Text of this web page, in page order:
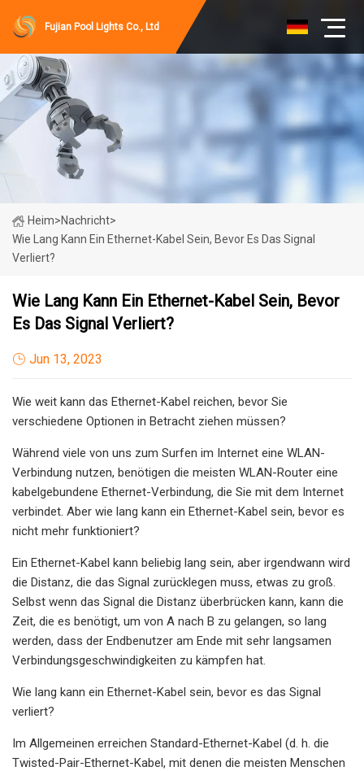
Fujian Pool Lights Co., Ltd
Heim>Nachricht>
Wie Lang Kann Ein Ethernet-Kabel Sein, Bevor Es Das Signal
Verliert?
Wie Lang Kann Ein Ethernet-Kabel Sein, Bevor
Es Das Signal Verliert?
Jun 13, 2023
Wie weit kann das Ethernet-Kabel reichen, bevor Sie
verschiedene Optionen in Betracht ziehen müssen?
Während viele von uns zum Surfen im Internet eine WLAN-
Verbindung nutzen, benötigen die meisten WLAN-Router eine
kabelgebundene Ethernet-Verbindung, die Sie mit dem Internet
verbindet. Aber wie lang kann ein Ethernet-Kabel sein, bevor es
nicht mehr funktioniert?
Ein Ethernet-Kabel kann beliebig lang sein, aber irgendwann wird
die Distanz, die das Signal zurücklegen muss, etwas zu groß.
Selbst wenn das Signal die Distanz überbrücken kann, kann die
Zeit, die es benötigt, um von A nach B zu gelangen, so lang
werden, dass der Endbenutzer am Ende mit sehr langsamen
Verbindungsgeschwindigkeiten zu kämpfen hat.
Wie lang kann ein Ethernet-Kabel sein, bevor es das Signal
verliert?
Im Allgemeinen erreichen Standard-Ethernet-Kabel (d. h. die
Twisted-Pair-Ethernet-Kabel, mit denen die meisten Menschen